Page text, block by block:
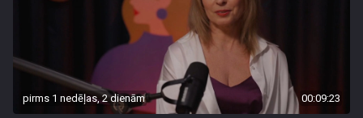
pirms 1 nedēļas, 2 dienām 00:09:23